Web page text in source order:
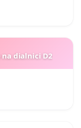
dialnici D2